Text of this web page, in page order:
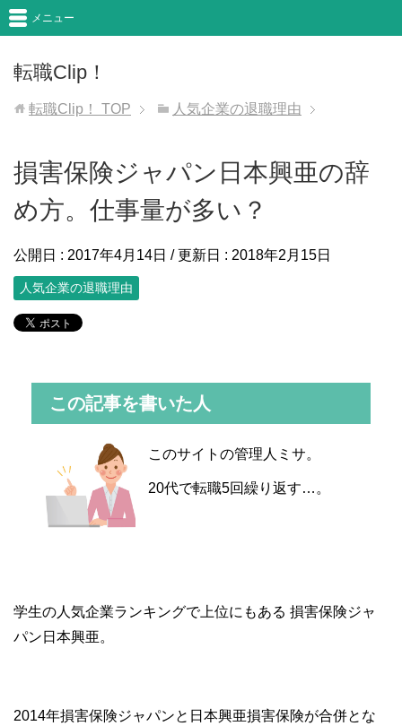
転職Clip！
メニュー
転職Clip！ TOP 人気企業の退職理由
損害保険ジャパン日本興亜の辞
め方。仕事量が多い？
公開日 : 2017年4月14日 / 更新日 : 2018年2月15日
人気企業の退職理由
この記事を書いた人
このサイトの管理人ミサ。
20代で転職5回繰り返す…。
学生の人気企業ランキングで上位にもある 損害保険ジャ
パン日本興亜。
2014年損害保険ジャパンと日本興亜損害保険が合併とな